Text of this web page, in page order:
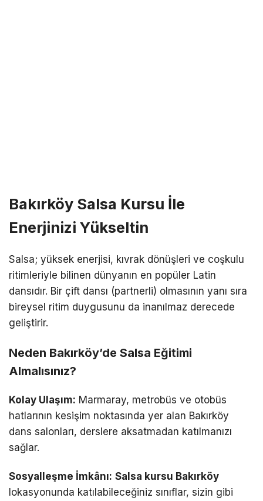
Bakırköy Salsa Kursu İle
Enerjinizi Yükseltin
Salsa; yüksek enerjisi, kıvrak dönüşleri ve coşkulu
ritimleriyle bilinen dünyanın en popüler Latin
dansıdır. Bir çift dansı (partnerli) olmasının yanı sıra
bireysel ritim duygusunu da inanılmaz derecede
geliştirir.
Neden Bakırköy’de Salsa Eğitimi
Almalısınız?
Kolay Ulaşım: Marmaray, metrobüs ve otobüs
hatlarının kesişim noktasında yer alan Bakırköy
dans salonları, derslere aksatmadan katılmanızı
sağlar.
Sosyalleşme İmkânı: Salsa kursu Bakırköy
lokasyonunda katılabileceğiniz sınıflar, sizin gibi